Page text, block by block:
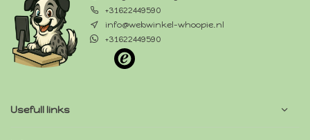
+31622449590
info@webwinkel-whoopie.nl
+31622449590
Usefull links